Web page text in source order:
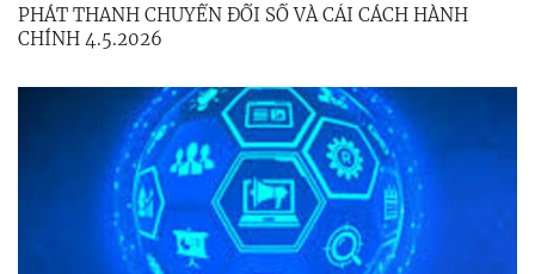
PHÁT THANH CHUYỂN ĐỔI SỐ VÀ CẢI CÁCH HÀNH
CHÍNH 4.5.2026